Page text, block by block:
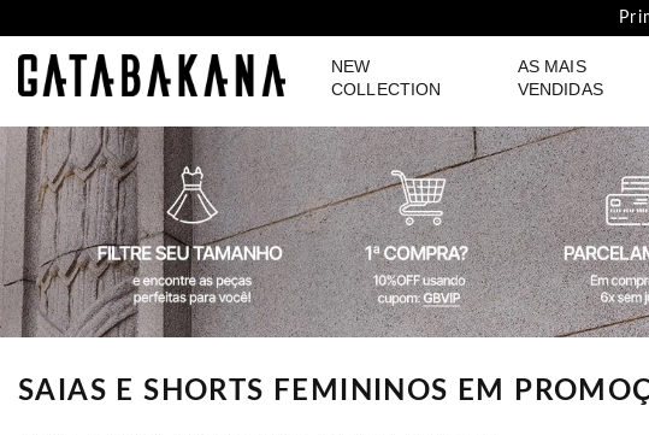
NEW
COLLECTION
AS MAIS
VENDIDAS
GATABAKANA
SAIAS E SHORTS FEMININOS EM